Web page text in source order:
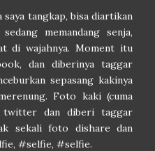
saya tangkap, bisa diartikan
memandang senja,
di wajahnya. Moment itu
dan diberinya taggar
sepasang kakinya
Foto kaki (cuma
dan diberi taggar
sekali foto dishare dan
#selfie, #selfie.